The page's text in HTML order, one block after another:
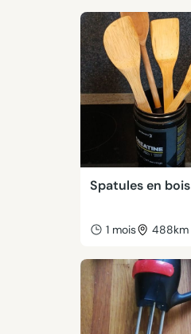
Spatules en bois
1 mois 488km